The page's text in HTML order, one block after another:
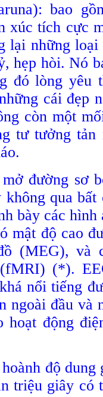
bao
xúc tích cực
lại những
hẹp hòi. Nó
đó lòng yêu
cái đẹp
còn một
tư tưởng
đường sơ
không qua
bày các
mật độ cao
(MEG), và
(*).
nổi tiếng
ngoài đầu và
hoạt động
độ
triệu giây có